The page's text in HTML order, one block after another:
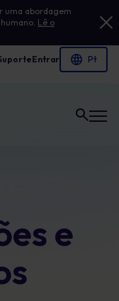
uma abordagem
Lê o
Entrar
e